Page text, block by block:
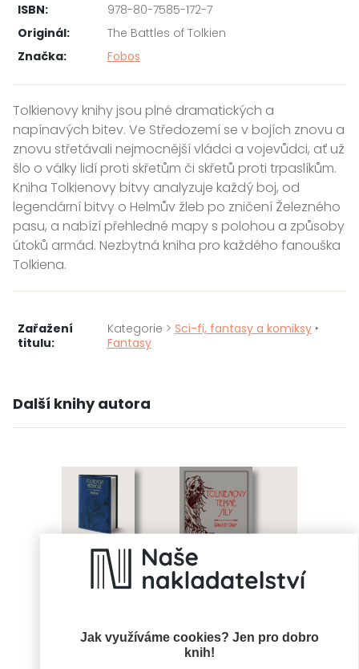
Jak využíváme cookies? Jen pro dobro
knih!
ISBN:
978-80-7585-172-7
Originál:
The Battles of Tolkien
Značka:
Fobos
Tolkienovy knihy jsou plné dramatických a
napínavých bitev. Ve Středozemí se v bojích znovu a
znovu střetávali nejmocnější vládci a vojevůdci, ať už
šlo o války lidí proti skřetům či skřetů proti trpaslíkům.
Kniha Tolkienovy bitvy analyzuje každý boj, od
legendární bitvy o Helmův žleb po zničení Železného
pasu, a nabízí přehledné mapy s polohou a způsoby
útoků armád. Nezbytná kniha pro každého fanouška
Tolkiena.
Zařažení
titulu:
Kategorie > Sci-fi, fantasy a komiksy‣
Fantasy
Další knihy autora